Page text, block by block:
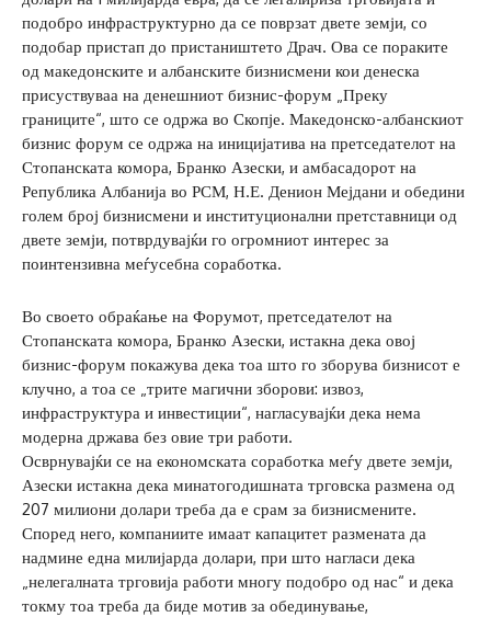
подобро инфраструктурно да се поврзат двете земји, со
подобар пристап до пристаништето Драч. Ова се пораките
од македонските и албанските бизнисмени кои денеска
присуствуваа на денешниот бизнис-форум „Преку
границите“, што се одржа во Скопје. Македонско-албанскиот
бизнис форум се одржа на иницијатива на претседателот на
Стопанската комора, Бранко Азески, и амбасадорот на
Република Албанија во РСМ, Н.Е. Денион Мејдани и обедини
голем број бизнисмени и институционални претставници од
двете земји, потврдувајќи го огромниот интерес за
поинтензивна меѓусебна соработка.
Во своето обраќање на Форумот, претседателот на
Стопанската комора, Бранко Азески, истакна дека овој
бизнис-форум покажува дека тоа што го зборува бизнисот е
клучно, а тоа се „трите магични зборови: извоз,
инфраструктура и инвестиции“, нагласувајќи дека нема
модерна држава без овие три работи.
Осврнувајќи се на економската соработка меѓу двете земји,
Азески истакна дека минатогодишната трговска размена од
207 милиони долари треба да е срам за бизнисмените.
Според него, компаниите имаат капацитет размената да
надмине една милијарда долари, при што нагласи дека
„нелегалната трговија работи многу подобро од нас“ и дека
токму тоа треба да биде мотив за обединување,